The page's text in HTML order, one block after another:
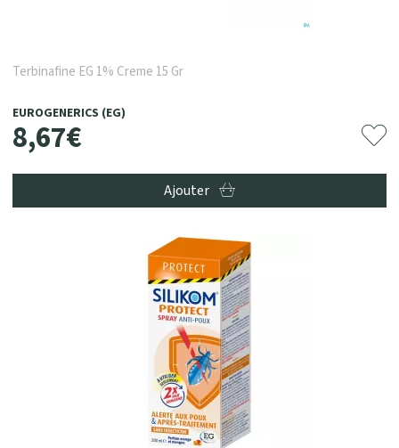
Terbinafine EG 1% Creme 15 Gr
EUROGENERICS (EG)
8,67€
Ajouter